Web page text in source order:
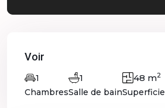
Voir
1
Chambres
1
Salle de bain
48 m2
Superficie